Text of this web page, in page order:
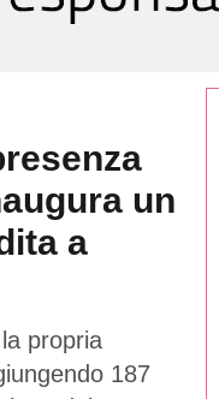
un
a
propria
187